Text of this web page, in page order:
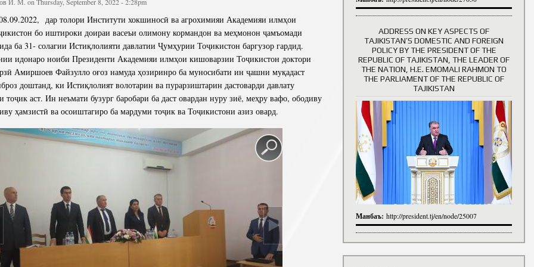
Struture of the Institute
Directors and Staff History of Directors
дар толори Институти хокшиносӣ ва агрохимияи Академияи илмҳои
бо иштироки доираи васеъи олимону кормандон ва меҳмонон ҷамъомади
ба 31- солагии Истиқлолияти давлатии Ҷумҳурии Тоҷикистон баргузор гардид.
идонаро ноиби Президенти Академияи илмҳои кишоварзии Тоҷикистон доктори
Амиршоев Файзулло оғоз намуда ҳозиринро ба муносибати ин ҷашни муқадаст
доштанд, ки Истиқлолият волотарин ва пурарзиштарин дастоварди давлату
тоҷик аст. Ин неъмати бузург баробари ба даст овардан нуру зиё, меҳру вафо, ободиву
ҳамзистӣ ва осоиштагиро ба мардуми тоҷик ва Тоҷикистони азиз овард.
ADDRESS ON KEY ASPECTS OF
TAJIKISTAN’S DOMESTIC AND FOREIGN
POLICY BY THE PRESIDENT OF THE
REPUBLIC OF TAJIKISTAN, THE LEADER OF
THE NATION, H.E. EMOMALI RAHMON TO
THE PARLIAMENT OF THE REPUBLIC OF
TAJIKISTAN
Манбаъ: http://president.tj/en/node/25007